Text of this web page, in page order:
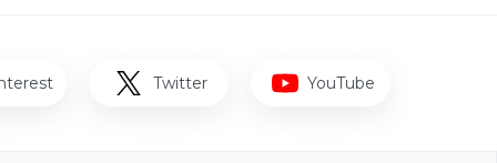
Twitter YouTube